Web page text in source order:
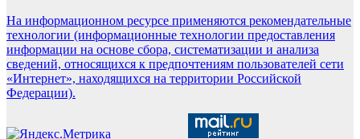
На информационном ресурсе применяются рекомендательные
технологии (информационные технологии предоставления
информации на основе сбора, систематизации и анализа
сведений, относящихся к предпочтениям пользователей сети
«Интернет», находящихся на территории Российской
Федерации).